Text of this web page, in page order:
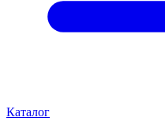
Каталог